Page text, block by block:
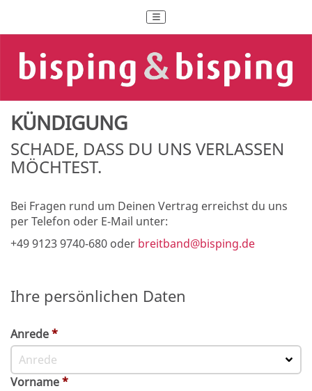
KÜNDIGUNG
SCHADE, DASS DU UNS VERLASSEN
MÖCHTEST.
Bei Fragen rund um Deinen Vertrag erreichst du uns
per Telefon oder E-Mail unter:
+49 9123 9740-680 oder breitband@bisping.de
Ihre persönlichen Daten
Anrede*
Anrede
Vorname*